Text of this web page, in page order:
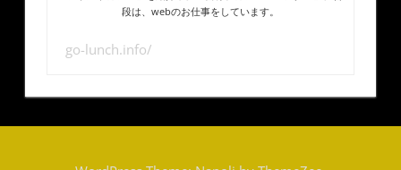
段は、webのお仕事をしています。
go-lunch.info/